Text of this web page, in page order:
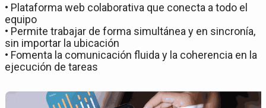
• Plataforma web colaborativa que conecta a todo el
equipo
• Permite trabajar de forma simultánea y en sincronía,
sin importar la ubicación
• Fomenta la comunicación fluida y la coherencia en la
ejecución de tareas